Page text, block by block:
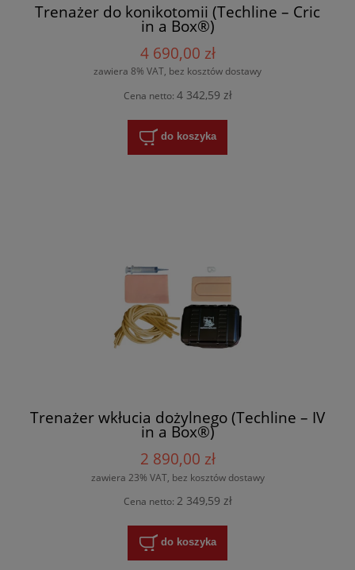
Trenażer do konikotomii (Techline – Cric
in a Box®)
4 690,00 zł
zawiera 8% VAT, bez kosztów dostawy
Cena netto: 4 342,59 zł
do koszyka
Trenażer wkłucia dożylnego (Techline – IV
in a Box®)
2 890,00 zł
zawiera 23% VAT, bez kosztów dostawy
Cena netto: 2 349,59 zł
do koszyka